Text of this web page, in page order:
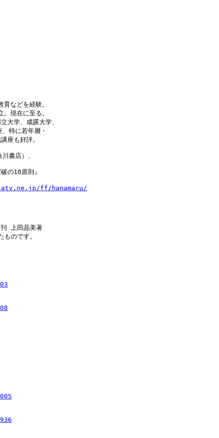
などを経験。
現在に至る。
大学、成蹊大学、
特に若年層・
座も好評。
川書店）、
破の10原則』
ff/hanamaru/
上田晶美著
のです。